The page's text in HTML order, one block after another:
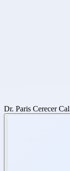
Dr. Paris Cerecer